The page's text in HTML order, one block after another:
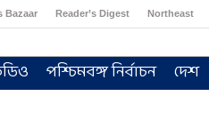
Bazaar Reader’s Digest Northeast
পশ্চিমবঙ্গ নির্বাচন দেশ